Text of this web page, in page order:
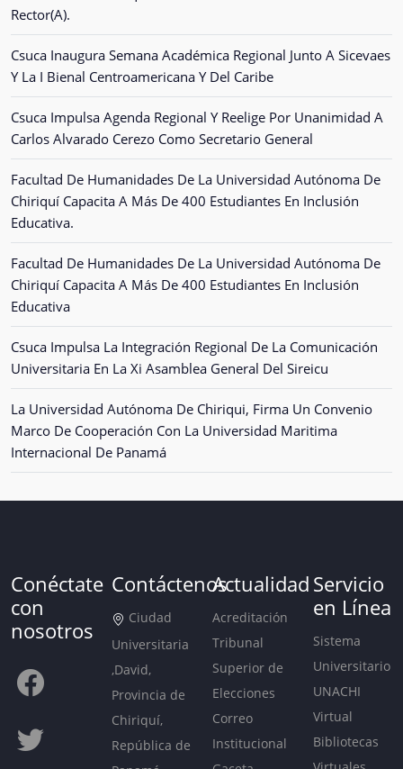
Rector(A).
Csuca Inaugura Semana Académica Regional Junto A Sicevaes
Y La I Bienal Centroamericana Y Del Caribe
Csuca Impulsa Agenda Regional Y Reelige Por Unanimidad A
Carlos Alvarado Cerezo Como Secretario General
Facultad De Humanidades De La Universidad Autónoma De
Chiriquí Capacita A Más De 400 Estudiantes En Inclusión
Educativa.
Facultad De Humanidades De La Universidad Autónoma De
Chiriquí Capacita A Más De 400 Estudiantes En Inclusión
Educativa
Csuca Impulsa La Integración Regional De La Comunicación
Universitaria En La Xi Asamblea General Del Sireicu
La Universidad Autónoma De Chiriqui, Firma Un Convenio
Marco De Cooperación Con La Universidad Maritima
Internacional De Panamá
Conéctate
con
nosotros
Contáctenos
Ciudad
Universitaria
,David,
Provincia de
Chiriquí,
República de
Actualidad
Acreditación
Tribunal
Superior de
Elecciones
Correo
Institucional
Servicio
en Línea
Sistema
Universitario
UNACHI
Virtual
Bibliotecas